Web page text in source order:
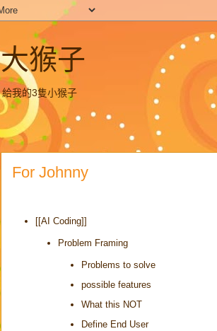
大猴子
給我的3隻小猴子
For Johnny
[[AI Coding]]
Problem Framing
Problems to solve
possible features
What this NOT
Define End User